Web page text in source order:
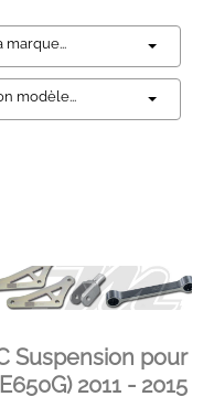
marque...
modèle...
Suspension pour
2011 - 2015